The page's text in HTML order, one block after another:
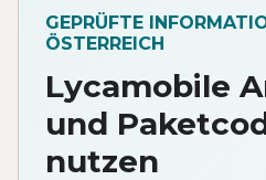
GEPRÜFTE
ÖSTERREICH
Lycamobile
und
nutzen